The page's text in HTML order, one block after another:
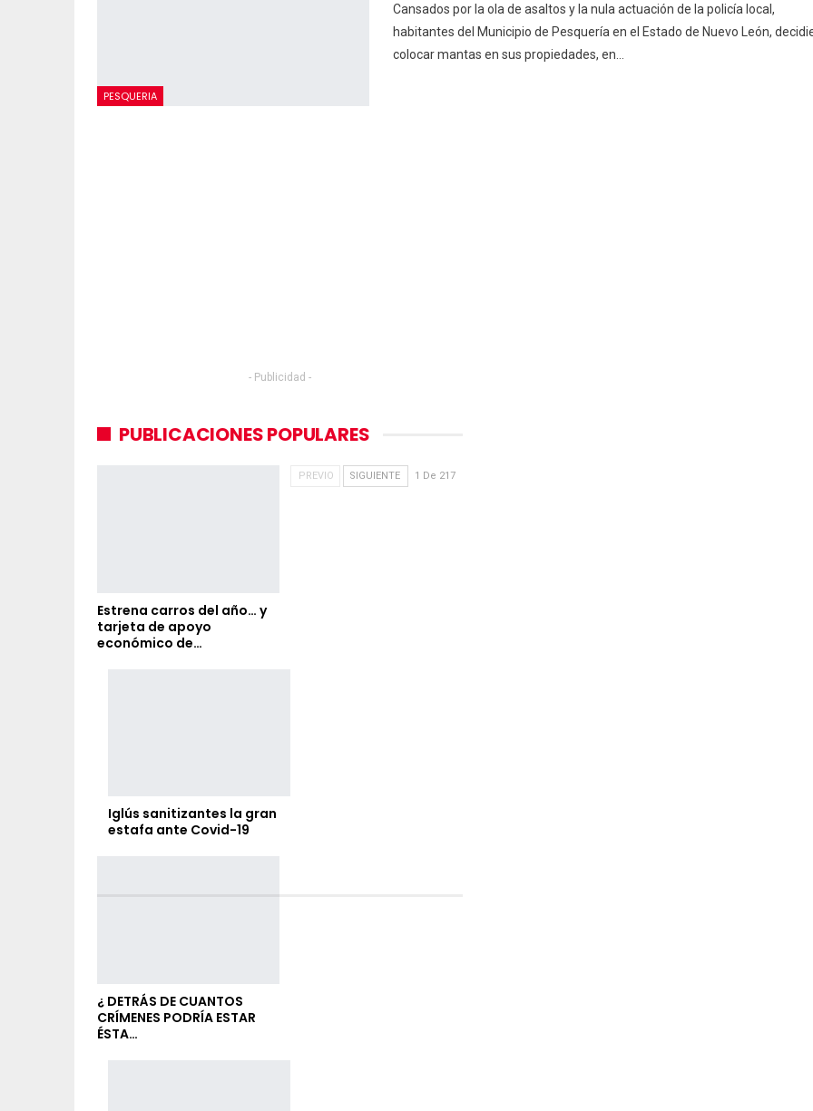
PESQUERIA
Cansados por la ola de asaltos y la nula actuación de la policía local,
habitantes del Municipio de Pesquería en el Estado de Nuevo León,
colocar mantas en sus propiedades, en…
- Publicidad -
PUBLICACIONES POPULARES
Estrena carros del año… y
tarjeta de apoyo
económico de…
Iglús sanitizantes la gran
estafa ante Covid-19
¿ DETRÁS DE CUANTOS
CRÍMENES PODRÍA ESTAR
ÉSTA…
PREVIO SIGUIENTE 1 De 217